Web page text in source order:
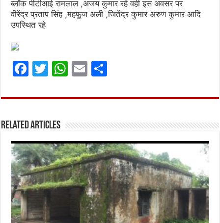
ब्लॉक पीटीआई रामलाल ,अजय कुमार रहे वही इस अवसर पर
वीरेंद्र प्रताप सिंह ,महफूज अली ,जितेंद्र कुमार अरुण कुमार आदि
उपस्थित रहे
F
ce
o
o
k
T
it
r
W
at
A
p
p
E
ai ar
Related Articles